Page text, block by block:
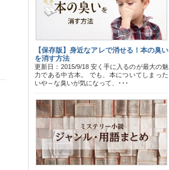
【保存版】身近なアレで消せる！本の臭い
を消す方法
更新日：2015/9/18 安く手に入るのが最大の魅
力である中古本。 でも、本についてしまった
いや～な臭いが気になって、･･･